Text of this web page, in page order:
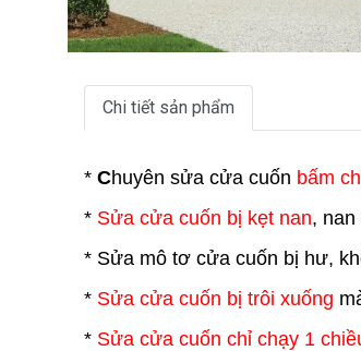
Chi tiết sản phẩm
* Chuyên sửa cửa cuốn bấm
* Sửa cửa cuốn bị kẹt nan,
* Sửa mô tơ cửa cuốn bị hư,
* Sửa cửa cuốn bị trôi xuống
* Sửa cửa cuốn chỉ chạy 1